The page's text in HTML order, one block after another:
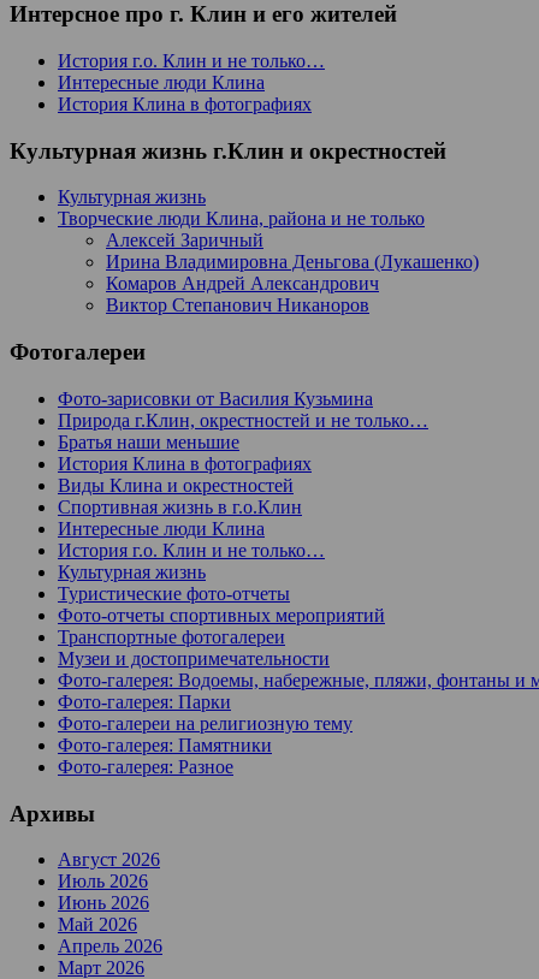
Интерсное про г. Клин и его жителей
История г.о. Клин и не только…
Интересные люди Клина
История Клина в фотографиях
Культурная жизнь г.Клин и окрестностей
Культурная жизнь
Творческие люди Клина, района и не только
Алексей Заричный
Ирина Владимировна Деньгова (Лукашенко)
Комаров Андрей Александрович
Виктор Степанович Никаноров
Фотогалереи
Фото-зарисовки от Василия Кузьмина
Природа г.Клин, окрестностей и не только…
Братья наши меньшие
История Клина в фотографиях
Виды Клина и окрестностей
Спортивная жизнь в г.о.Клин
Интересные люди Клина
История г.о. Клин и не только…
Культурная жизнь
Туристические фото-отчеты
Фото-отчеты спортивных мероприятий
Транспортные фотогалереи
Музеи и достопримечательности
Фото-галерея: Водоемы, набережные, пляжи, фонтаны и
Фото-галерея: Парки
Фото-галереи на религиозную тему
Фото-галерея: Памятники
Фото-галерея: Разное
Архивы
Август 2026
Июль 2026
Июнь 2026
Май 2026
Апрель 2026
Март 2026